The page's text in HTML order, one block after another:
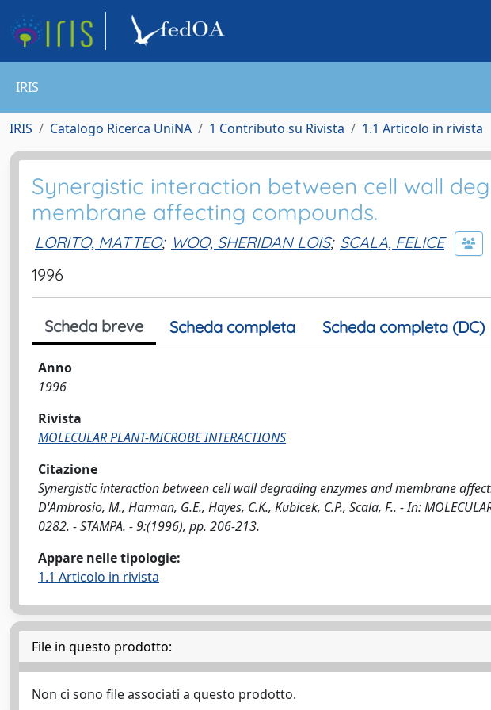
IRIS
IRIS Catalogo Ricerca UniNA 1 Contributo su Rivista 1.1 Articolo in rivista
Synergistic interaction between cell wall
membrane affecting compounds.
LORITO, MATTEO; WOO, SHERIDAN LOIS; SCALA, FELICE
1996
Scheda breve Scheda completa Scheda completa (DC)
Anno
1996
Rivista
MOLECULAR PLANT-MICROBE INTERACTIONS
Citazione
Synergistic interaction between cell wall degrading enzymes and membrane
D'Ambrosio, M., Harman, G.E., Hayes, C.K., Kubicek, C.P., Scala, F.. - In:
0282. - STAMPA. - 9:(1996), pp. 206-213.
Appare nelle tipologie:
1.1 Articolo in rivista
File in questo prodotto:
Non ci sono file associati a questo prodotto.